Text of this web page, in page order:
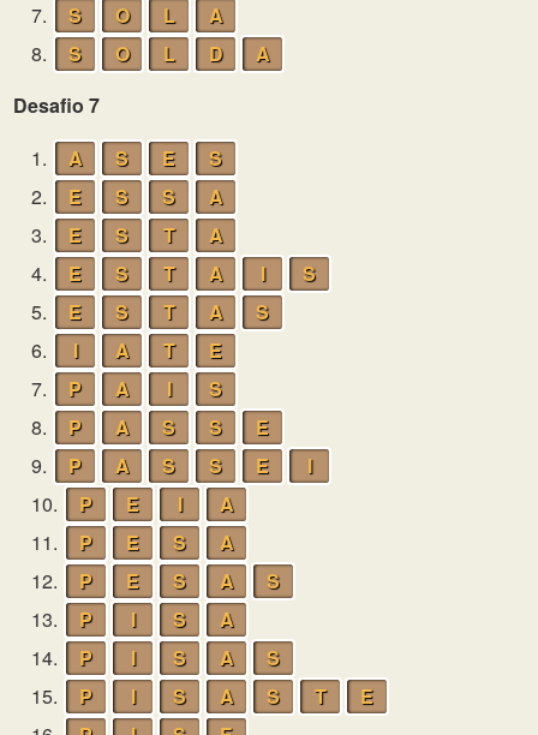
7.
S O L
A
8.
S O L D
A
Desafio 7
1.
A S E
S
2.
E S S
A
3.
E S T
A
4.
E S T A I
S
5.
E S T A
S
6.
I A T
E
7.
P A I
S
8.
P A S S
E
9.
P A S S E
I
10.
P E I
A
11.
P E S
A
12.
P E S A
S
13.
P I S
A
14.
P I S A
S
15.
P I S A S T
E